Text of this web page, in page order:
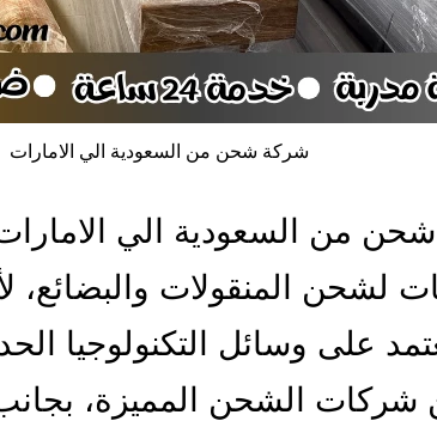
شركة شحن من السعودية الي الامارات
من السعودية الي
لشحن المنقولات والبضائع،
على وسائل التكنولوجيا
شركات الشحن المميزة،